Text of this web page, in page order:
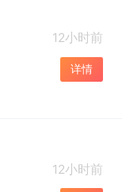
12小时前
详情
12小时前